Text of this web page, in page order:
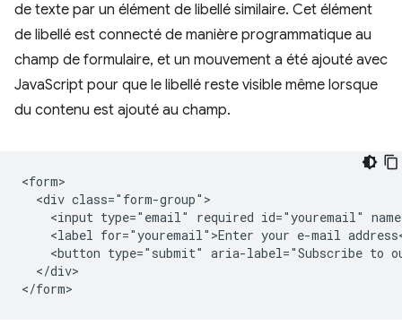
de texte par un élément de libellé similaire. Cet élément
de libellé est connecté de manière programmatique au
champ de formulaire, et un mouvement a été ajouté avec
JavaScript pour que le libellé reste visible même lorsque
du contenu est ajouté au champ.
<form>
  <div class="form-group">
<input type="email" required id="youremail"
<label for="youremail">Enter your e-mail
<button type="submit" aria-label="Subscribe to
  </div>